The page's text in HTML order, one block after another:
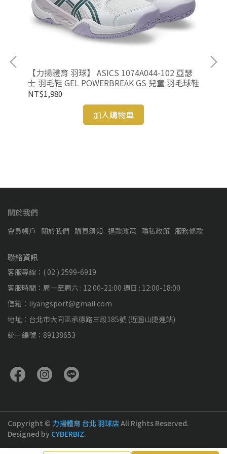
【力揚體育 羽球】 ASICS 1074A044-102 亞瑟
士 羽毛鞋 GEL POWERBREAK GS 兒童 羽毛球鞋
NT$1,980
加入購物車
關於我們
會員帳戶 關於我們 購買須知 退款政策 隱私政策 服務條款
聯絡資訊
客服專線：( 02 ) 2599-6919
客服時間：周一至周六 : 12:00-21:00 週日 : 12:00-18:00
信箱：liyangsport@gmail.com
地址：台北市大同區承德路三段185號 (近圓山捷運站)
統一編號：89138653
Copyright © 力揚體育 台北 羽球店All Rights Reserved.
Designed by CYBERBIZ.